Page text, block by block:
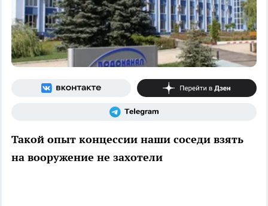
Такой опыт концессии наши соседи взять
на вооружение не захотели